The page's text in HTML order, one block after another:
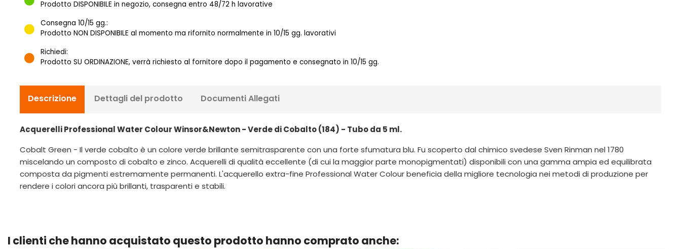
Prodotto DISPONIBILE in negozio, consegna entro 48/72 h lavorative
Consegna 10/15 gg.:
Prodotto NON DISPONIBILE al momento ma rifornito normalmente in 10/15 gg. lavorativi
Richiedi:
Prodotto SU ORDINAZIONE, verrà richiesto al fornitore dopo il pagamento e consegnato in 10/15 gg.
Descrizione Dettagli del prodotto Documenti Allegati
Acquerelli Professional Water Colour Winsor&Newton - Verde di Cobalto (184) - Tubo da 5 ml.
Cobalt Green - Il verde cobalto è un colore verde brillante semitrasparente con una forte sfumatura blu. Fu scoperto dal chimico svedese Sven Rinman nel 1780
miscelando un composto di cobalto e zinco. Acquerelli di qualità eccellente (di cui la maggior parte monopigmentati) disponibili con una gamma ampia ed equilibrata
composta da pigmenti estremamente permanenti. L'acquerello extra-fine Professional Water Colour beneficia della migliore tecnologia nei metodi di produzione per
rendere i colori ancora più brillanti, trasparenti e stabili.
I clienti che hanno acquistato questo prodotto hanno comprato anche: